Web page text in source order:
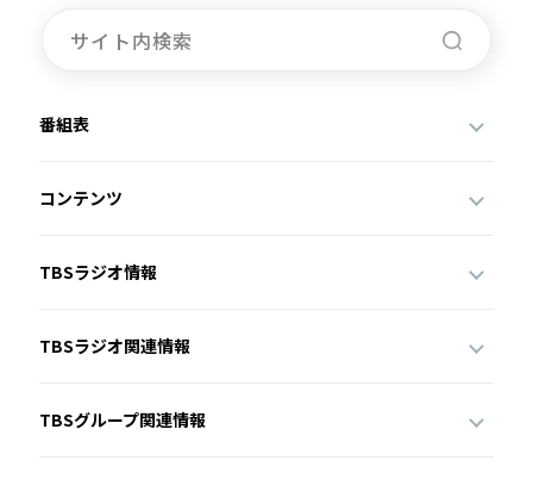
番組表
コンテンツ
TBSラジオ情報
TBSラジオ関連情報
TBSグループ関連情報